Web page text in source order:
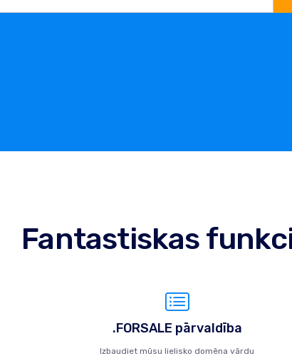
Fantastiskas
.FORSALE pārvaldība
Izbaudiet mūsu lielisko domēna vārdu